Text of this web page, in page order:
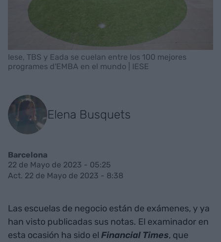
Iese, TBS y Eada se cuelan entre los 100 mejores
programes d'EMBA en el mundo | IESE
Elena Busquets
Barcelona
22 de Mayo de 2023 - 05:25
Act. 22 de Mayo de 2023 - 8:38
Las escuelas de negocio están de exámenes, y ya
han visto publicadas sus notas. El examinador en
esta ocasión ha sido el Financial Times, que